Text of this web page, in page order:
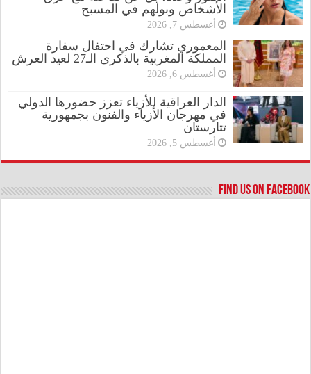
الأشخاص وبولهم في المسبح
أغسطس 7, 2026
المعموري تشارك في احتفال سفارة
المملكة المغربية بالذكرى الـ27 لعيد العرش
أغسطس 6, 2026
الدار العراقية للأزياء تعزز حضورها الدولي
في مهرجان الأزياء والفنون بجمهورية
تتارستان
أغسطس 5, 2026
Find us on Facebook